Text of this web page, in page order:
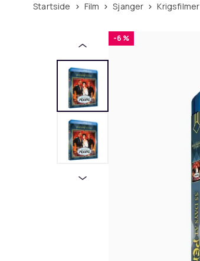
Startside Film Sjanger Krigsfilmer
-6 %